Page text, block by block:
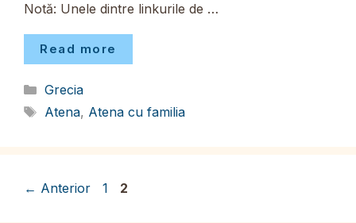
Notă: Unele dintre linkurile de …
Read more
Categorii
Grecia
Etichete
Atena, Atena cu familia
← Anterior Pagina
1 Pagina
2